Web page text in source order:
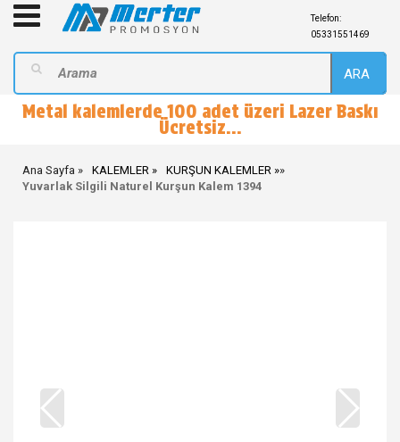
Telefon:
05331551469
ARA
Metal kalemlerde 100 adet üzeri Lazer Baskı
Ücretsiz...
Ana Sayfa KALEMLER »
KURŞUN KALEMLER
Yuvarlak Silgili Naturel Kurşun Kalem 1394